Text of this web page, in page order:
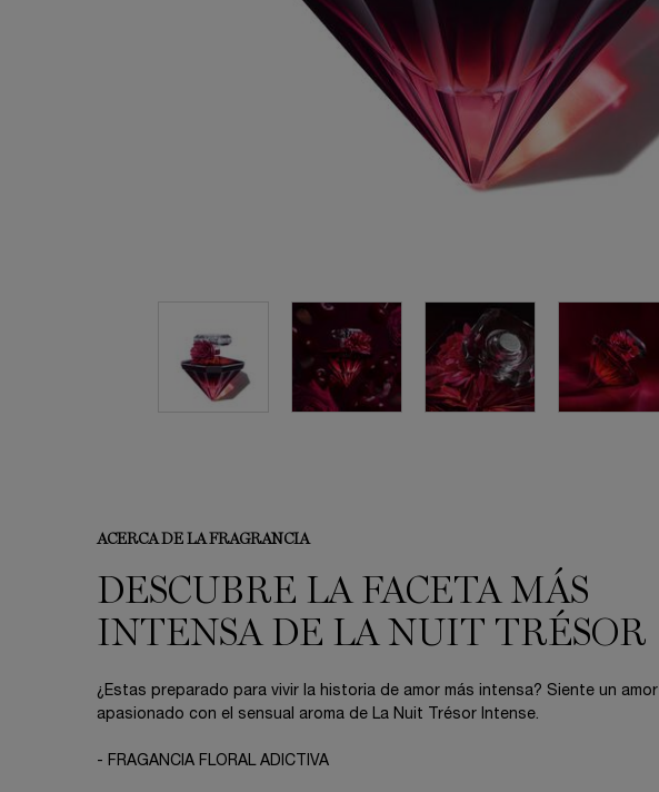
PDP Product description section
ACERCA DE LA FRAGRANCIA
DESCUBRE LA FACETA MÁS
INTENSA DE LA NUIT TRÉSOR
¿Estas preparado para vivir la historia de amor más intensa? Siente un amor
apasionado con el sensual aroma de La Nuit Trésor Intense.
- FRAGANCIA FLORAL ADICTIVA